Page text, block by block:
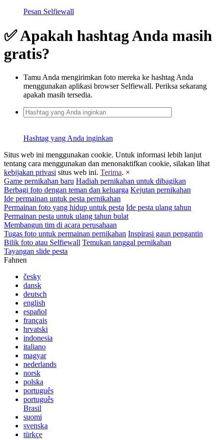
Pesan Selfiewall
✅ Apakah hashtag Anda masih
gratis?
Tamu Anda mengirimkan foto mereka ke hashtag Anda
menggunakan aplikasi browser Selfiewall. Periksa sekarang
apakah masih tersedia.
Hashtag yang Anda inginkan
Situs web ini menggunakan cookie. Untuk informasi lebih lanjut
tentang cara menggunakan dan menonaktifkan cookie, silakan lihat
kebijakan privasi situs web ini. Terima. ×
Game pernikahan baru Hadiah pernikahan untuk dibagikan
Berbagi foto dengan teman dan keluarga Kejutan pernikahan
Ide permainan untuk pesta pernikahan
Permainan foto yang hidup untuk pesta Ide pesta ulang tahun
Permainan pesta untuk ulang tahun bulat
Membangun tim di acara perusahaan
Tugas foto untuk permainan pernikahan Inspirasi gaun pengantin
Bilik foto atau Selfiewall Temukan tanggal pernikahan
Tayangan slide pesta
Fahnen
česky
dansk
deutsch
english
español
français
hrvatski
indonesia
italiano
magyar
nederlands
norsk
polska
português
português
Brasil
suomi
svenska
türkçe